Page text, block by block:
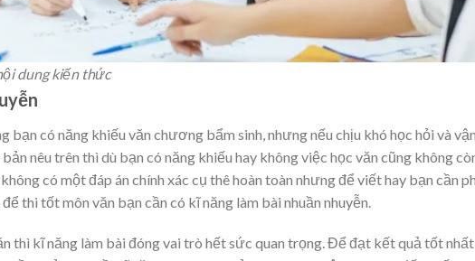
dung kiến thức
bạn có năng khiếu văn chương bẩm sinh, nhưng nếu chịu khó học hỏi và vận
nêu trên thì dù bạn có năng khiếu hay không việc học văn cũng không
có một đáp án chính xác cụ thê hoàn toàn nhưng để viết hay bạn cần
thi tốt môn văn bạn cần có kĩ năng làm bài nhuần nhuyễn.
thì kĩ năng làm bài đóng vai trò hết sức quan trọng. Để đạt kết quả tốt